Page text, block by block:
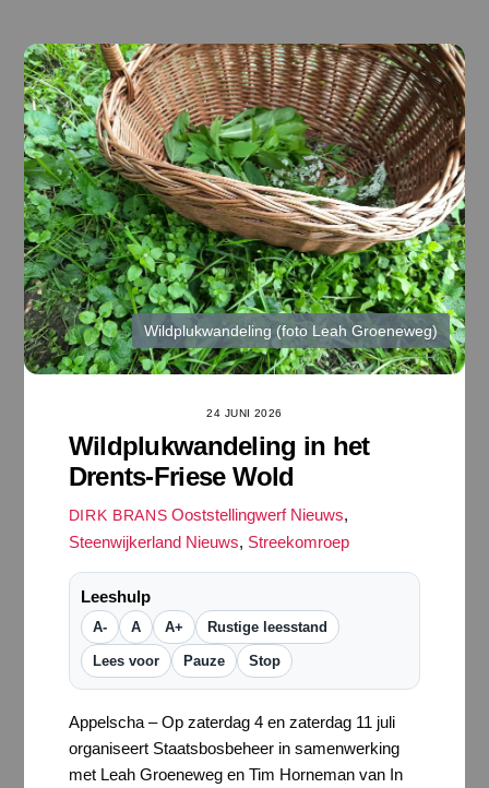
inhoud
Wildplukwandeling (foto Leah Groeneweg)
24 JUNI 2026
Wildplukwandeling in het
Drents-Friese Wold
DIRK BRANS Ooststellingwerf Nieuws,
Steenwijkerland Nieuws, Streekomroep
Leeshulp
A- A A+ Rustige leesstand
Lees voor Pauze Stop
Appelscha – Op zaterdag 4 en zaterdag 11 juli
organiseert Staatsbosbeheer in samenwerking
met Leah Groeneweg en Tim Horneman van In